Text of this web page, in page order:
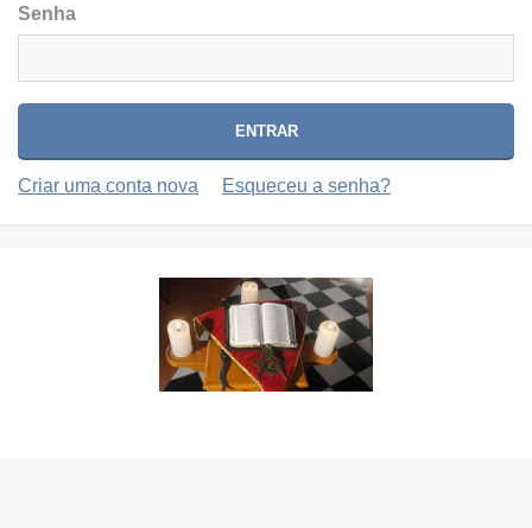
Senha
Criar uma conta nova Esqueceu a senha?